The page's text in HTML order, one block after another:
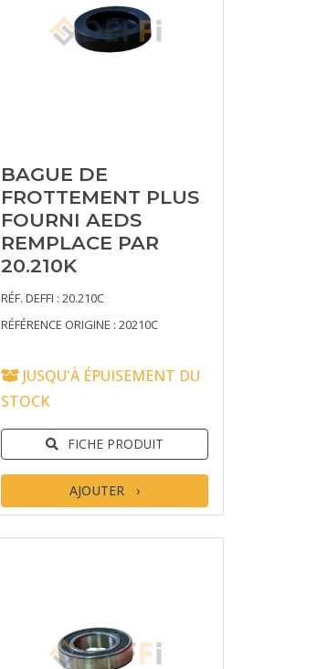
BAGUE DE
FROTTEMENT PLUS
FOURNI AEDS
REMPLACE PAR
20.210K
RÉF. DEFFI : 20.210C
RÉFÉRENCE ORIGINE : 20210C
JUSQU'À ÉPUISEMENT DU
STOCK
FICHE PRODUIT
AJOUTER